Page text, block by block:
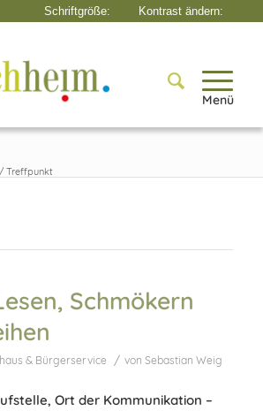
Menü
/ Treffpunkt
Schmökern
& Bürgerservice / von Sebastian Weig
Ort der Kommunikation –